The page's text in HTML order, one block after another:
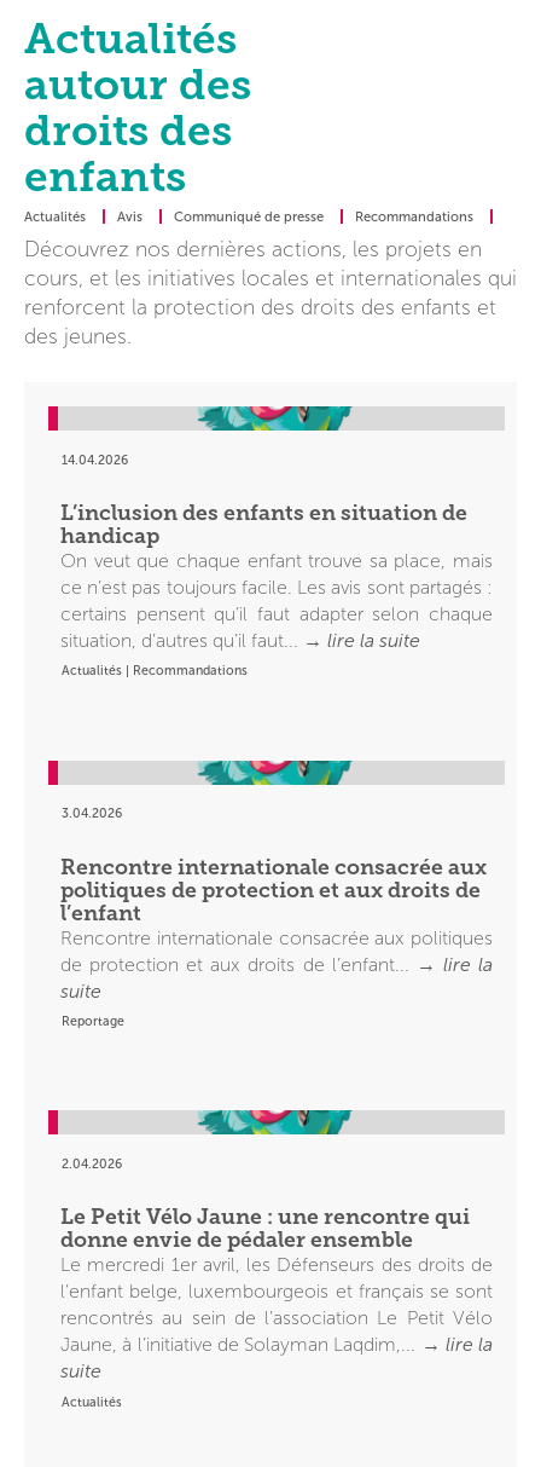
Actualités
autour des
droits des
enfants
Actualités Avis Communiqué de presse Recommandations
Découvrez nos dernières actions, les projets en
cours, et les initiatives locales et internationales qui
renforcent la protection des droits des enfants et
des jeunes.
14.04.2026
L’inclusion des enfants en situation de
handicap
On veut que chaque enfant trouve sa place, mais
ce n’est pas toujours facile. Les avis sont partagés :
certains pensent qu’il faut adapter selon chaque
situation, d’autres qu’il faut... → lire la suite
Actualités Recommandations
3.04.2026
Rencontre internationale consacrée aux
politiques de protection et aux droits de
l’enfant
Rencontre internationale consacrée aux politiques
de protection et aux droits de l’enfant... → lire la
suite
Reportage
2.04.2026
Le Petit Vélo Jaune : une rencontre qui
donne envie de pédaler ensemble
Le mercredi 1er avril, les Défenseurs des droits de
l’enfant belge, luxembourgeois et français se sont
rencontrés au sein de l’association Le Petit Vélo
Jaune, à l’initiative de Solayman Laqdim,... → lire la
suite
Actualités